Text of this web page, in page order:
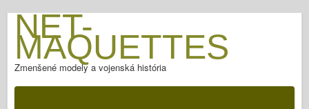
NET-
MAQUETTES
Zmenšené modely a vojenská história